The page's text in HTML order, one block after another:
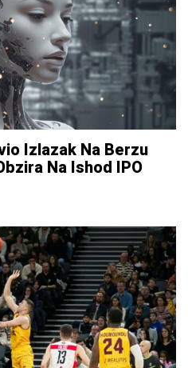
Izlazak Na Berzu
Na Ishod IPO